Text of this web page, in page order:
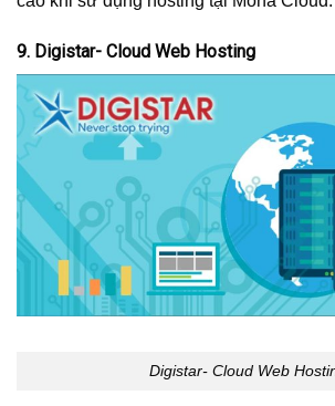
9. Digistar- Cloud Web Hosting
Digistar- Cloud Web